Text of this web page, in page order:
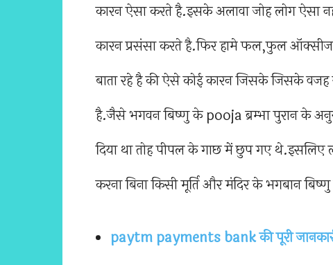
कारन ऐसा करते है.इसके अलावा जोह लोग ऐसा
कारन प्रसंसा करते है.फिर हामे फल,फुल
बाता रहे है की ऐसे कोई कारन जिसके जिसके
है.जैसे भगवन बिष्णु के pooja ब्रम्भा पुरान के
दिया था तोह पीपल के गाछ में छुप गए थे.इसलिए
करना बिना किसी मूर्ति और मंदिर के भगबान
paytm payments bank की पूरी